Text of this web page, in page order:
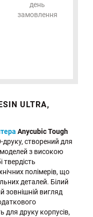
день
замовлення
ULTRA,
Anycubic Tough
друку, створений для
моделей з високою
твердість
полімерів, що
деталей. Білий
зовнішній вигляд
для друку корпусів,